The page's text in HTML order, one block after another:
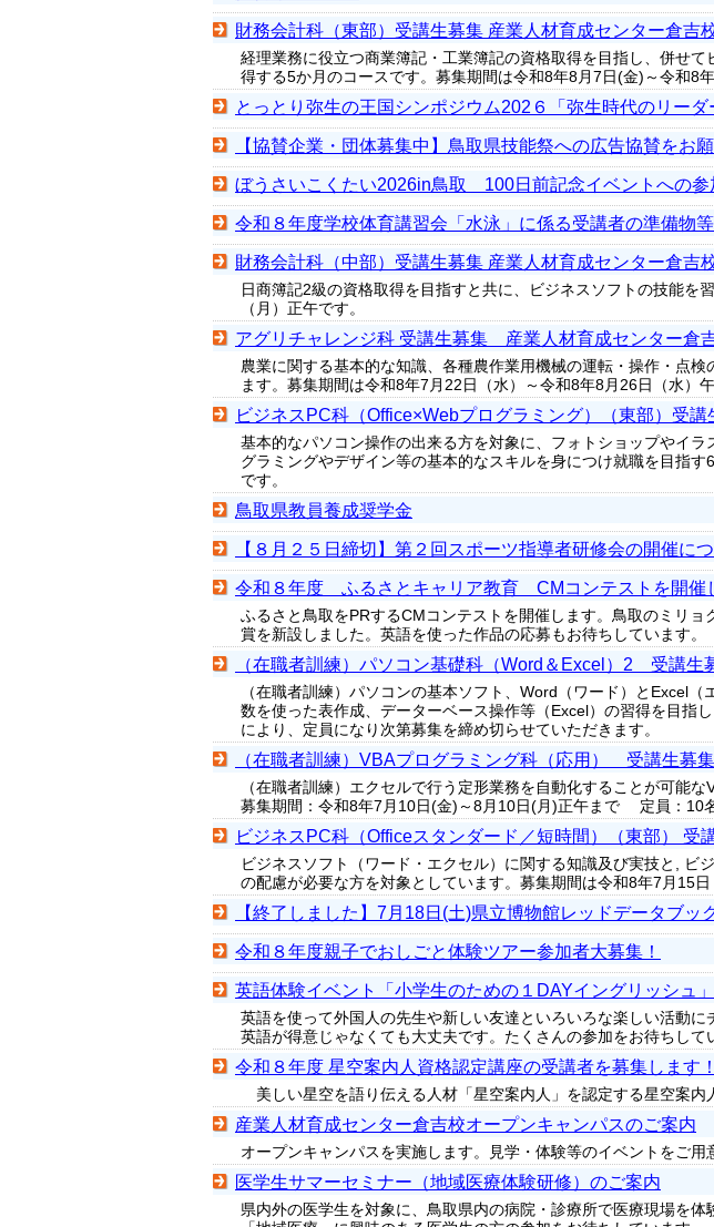
財務会計科（東部）受講生募集 産業人材育成センター倉吉
経理業務に役立つ商業簿記・工業簿記の資格取得を目指し、併せ
得する5か月のコースです。募集期間は令和8年8月7日(金)～令和8
とっとり弥生の王国シンポジウム202６「弥生時代のリーダ
【協賛企業・団体募集中】鳥取県技能祭への広告協賛をお
ぼうさいこくたい2026in鳥取 100日前記念イベントへの参
令和８年度学校体育講習会「水泳」に係る受講者の準備物
財務会計科（中部）受講生募集 産業人材育成センター倉吉
日商簿記2級の資格取得を目指すと共に、ビジネスソフトの技能
（月）正午です。
アグリチャレンジ科 受講生募集 産業人材育成センター倉
農業に関する基本的な知識、各種農作業用機械の運転・操作・点
ます。募集期間は令和8年7月22日（水）～令和8年8月26日（水）
ビジネスPC科（Office×Webプログラミング）（東部）受
基本的なパソコン操作の出来る方を対象に、フォトショップやイ
グラミングやデザイン等の基本的なスキルを身につけ就職を目指
です。
鳥取県教員養成奨学金
【８月２５日締切】第２回スポーツ指導者研修会の開催に
令和８年度 ふるさとキャリア教育 CMコンテストを開催
ふるさと鳥取をPRするCMコンテストを開催します。鳥取のミリ
賞を新設しました。英語を使った作品の応募もお待ちしています。
（在職者訓練）パソコン基礎科（Word＆Excel）2 受講
（在職者訓練）パソコンの基本ソフト、Word（ワード）とExcel
数を使った表作成、データーベース操作等（Excel）の習得を目
により、定員になり次第募集を締め切らせていただきます。
（在職者訓練）VBAプログラミング科（応用） 受講生募
（在職者訓練）エクセルで行う定形業務を自動化することが可能
募集期間：令和8年7月10日(金)～8月10日(月)正午まで 定員：10
ビジネスPC科（Officeスタンダード／短時間）（東部） 受
ビジネスソフト（ワード・エクセル）に関する知識及び実技と, ビ
の配慮が必要な方を対象としています。募集期間は令和8年7月15日
【終了しました】7月18日(土)県立博物館レッドデータブ
令和８年度親子でおしごと体験ツアー参加者大募集！
英語体験イベント「小学生のための１DAYイングリッシュ
英語を使って外国人の先生や新しい友達といろいろな楽しい活動
英語が得意じゃなくても大丈夫です。たくさんの参加をお待ちして
令和８年度 星空案内人資格認定講座の受講者を募集します！
美しい星空を語り伝える人材「星空案内人」を認定する星空案内
産業人材育成センター倉吉校オープンキャンパスのご案内
オープンキャンパスを実施します。見学・体験等のイベントをご用
医学生サマーセミナー（地域医療体験研修）のご案内
県内外の医学生を対象に、鳥取県内の病院・診療所で医療現場を